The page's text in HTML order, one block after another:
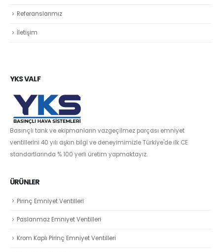
Referanslarımız
İletişim
YKS VALF
Basınçlı tank ve ekipmanların vazgeçilmez parçası emniyet
ventillerini 40 yılı aşkın bilgi ve deneyimimizle Türkiye'de ilk CE
standartlarında % 100 yerli üretim yapmaktayız.
ÜRÜNLER
Pirinç Emniyet Ventilleri
Paslanmaz Emniyet Ventilleri
Krom Kaplı Pirinç Emniyet Ventilleri